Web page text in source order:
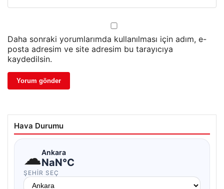
Daha sonraki yorumlarımda kullanılması için adım, e-
posta adresim ve site adresim bu tarayıcıya
kaydedilsin.
Hava Durumu
☁Ankara
NaN°C
ŞEHIR SEÇ